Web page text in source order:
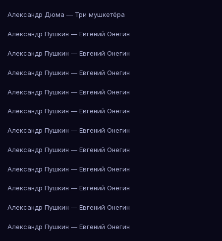
Александр Дюма — Три мушкетёра
Александр Пушкин — Евгений Онегин
Александр Пушкин — Евгений Онегин
Александр Пушкин — Евгений Онегин
Александр Пушкин — Евгений Онегин
Александр Пушкин — Евгений Онегин
Александр Пушкин — Евгений Онегин
Александр Пушкин — Евгений Онегин
Александр Пушкин — Евгений Онегин
Александр Пушкин — Евгений Онегин
Александр Пушкин — Евгений Онегин
Александр Пушкин — Евгений Онегин